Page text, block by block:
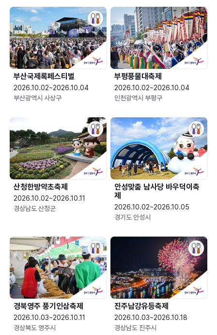
부산국제록페스티벌
2026.10.02~2026.10.04
부산광역시 사상구
부평풍물대축제
2026.10.02~2026.10.04
인천광역시 부평구
산청한방약초축제
2026.10.02~2026.10.11
경상남도 산청군
안성맞춤 남사당 바우덕이축
제
2026.10.02~2026.10.05
경기도 안성시
경북영주 풍기인삼축제
2026.10.03~2026.10.11
경상북도 영주시
진주남강유등축제
2026.10.03~2026.10.18
경상남도 진주시